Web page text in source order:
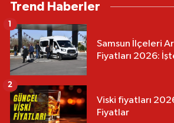
Trend Haberler
Samsun İlçeleri
Fiyatları 2026:
1
Viski fiyatları
Fiyatlar
2